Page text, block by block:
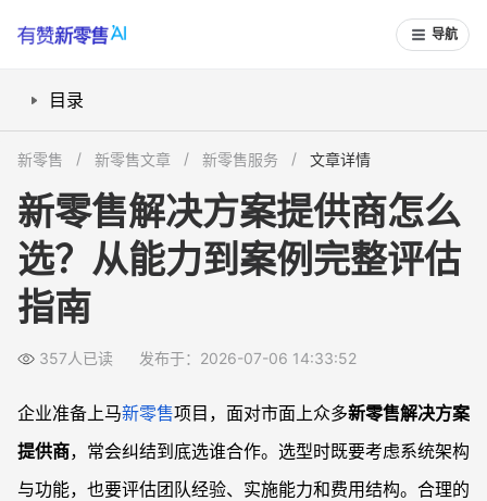
导航
目录
新零售系统选型流程：从方案对比到试点验证
新零售平台方案对比：不同类型服务商适配哪些企业
常见问题
新零售解决方案提供商如何选择更稳妥？
评估新零售服务商要看哪些能力最关键？
新零售解决方案是否有成功案例参考？
新零售 新零售文章 新零售服务 文章详情
新零售解决方案提供商怎么
选？从能力到案例完整评估
指南
357人已读 发布于：2026-07-06 14:33:52
企业准备上马新零售项目，面对市面上众多新零售解决方案
提供商，常会纠结到底选谁合作。选型时既要考虑系统架构
与功能，也要评估团队经验、实施能力和费用结构。合理的